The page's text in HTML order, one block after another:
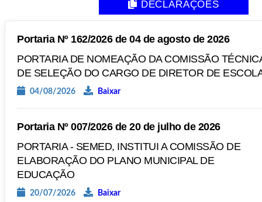
DECLARAÇÕES
Portaria Nº 162/2026 de 04 de agosto de 2026
PORTARIA DE NOMEAÇÃO DA COMISSÃO
DE SELEÇÃO DO CARGO DE DIRETOR DE
04/08/2026 Baixar
Portaria Nº 007/2026 de 20 de julho de 2026
PORTARIA - SEMED, INSTITUI A COMISSÃO DE
ELABORAÇÃO DO PLANO MUNICIPAL DE
EDUCAÇÃO
20/07/2026 Baixar